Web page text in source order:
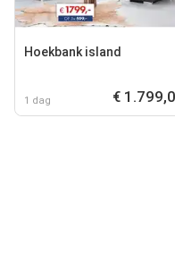
Hoekbank island
1 dag €